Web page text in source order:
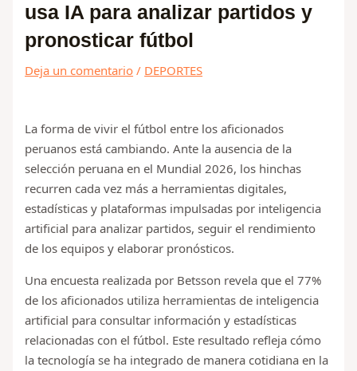
usa IA para analizar partidos y
pronosticar fútbol
Deja un comentario / DEPORTES
La forma de vivir el fútbol entre los aficionados
peruanos está cambiando. Ante la ausencia de la
selección peruana en el Mundial 2026, los hinchas
recurren cada vez más a herramientas digitales,
estadísticas y plataformas impulsadas por inteligencia
artificial para analizar partidos, seguir el rendimiento
de los equipos y elaborar pronósticos.
Una encuesta realizada por Betsson revela que el 77%
de los aficionados utiliza herramientas de inteligencia
artificial para consultar información y estadísticas
relacionadas con el fútbol. Este resultado refleja cómo
la tecnología se ha integrado de manera cotidiana en la